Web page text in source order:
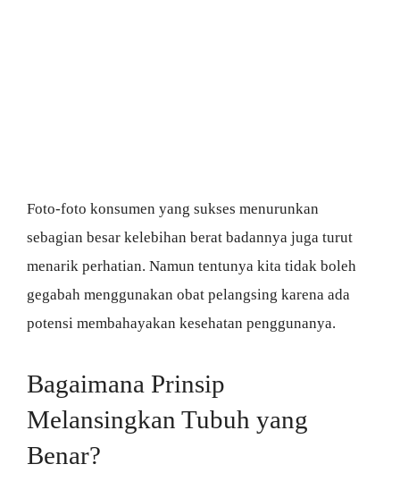
Foto-foto konsumen yang sukses menurunkan
sebagian besar kelebihan berat badannya juga turut
menarik perhatian. Namun tentunya kita tidak boleh
gegabah menggunakan obat pelangsing karena ada
potensi membahayakan kesehatan penggunanya.
Bagaimana Prinsip
Melansingkan Tubuh yang
Benar?